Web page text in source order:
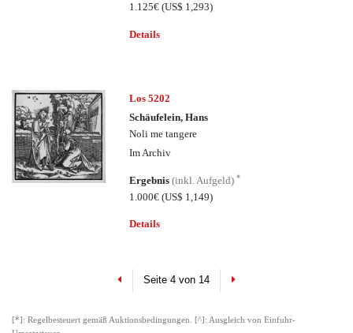
1.125€(US$ 1,293)
Details
Los 5202
Schäufelein, Hans
Noli me tangere
Im Archiv
Ergebnis(inkl. Aufgeld)*
1.000€(US$ 1,149)
Details
PreviousSeite 4 von 14 Next
[*]: Regelbesteuert gemäß Auktionsbedingungen. [^]: Ausgleich von Einfuhr-